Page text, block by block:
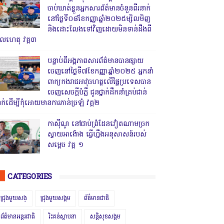
ចាប់ឃាត់ខ្លួនអ្នកសារព័ត៌មានចំនួនពីរនាក់
នៅថ្ងៃទី០៨ខែកញ្ញាឆ្នាំ២០២៥ម្សិលមិញ
និងដោះលែងទៅវិញដោយមិនទាន់ដឹងពី
ហេតុ វគ្គ៣
បន្ទាប់ពីអង្គភាពសារព័ត៌មានបានផ្សាយ
ចេញនៅថ្ងៃទី៧ខែកញ្ញាឆ្នាំ២០២៥ អ្នកនាំ
ពាក្យកងរាជអាវុធហត្ថលើផ្ទៃប្រទេសបាន
ចេញសេចក្តីបំភ្លឺ ជូនថ្នាក់ដឹកនាំគ្រប់ជាន់
ាក់ដើម្បីកុំអោយមានការភាន់ច្រឡំ វគ្គ២
កាសុីណូ នៅជាប់ព្រំដែនវៀតណាមច្រក
ស្វាយអាង៉ោង ធ្វើហ្នឹងអនុសាសន៍របស់
សម្ដេច វគ្គ ១
CATEGORIES
ជ្រុងមួយសង្ ជ្រុងមួយសង្គម ព័ត៌មានជាតិ
ព័ត៌មានអន្តរជាតិ រិះគន់ស្ថាបនា សន្តិសុខសង្គម